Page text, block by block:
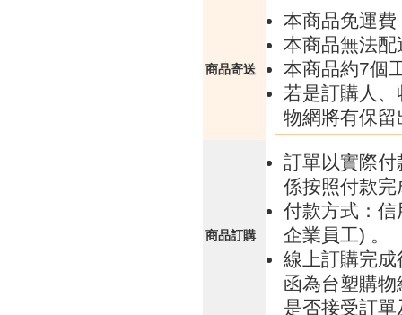
商品寄送
本商品免運
本商品無法配
本商品約7個
若是訂購人
物網將有保
商品訂購
訂單以實際
係按照付款
付款方式：
企業員工) 。
線上訂購完
函為台塑購
是否接受訂